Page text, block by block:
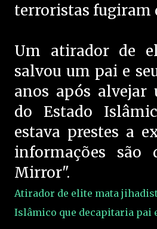
terroristas fugiram
Um atirador de
salvou um pai e
anos após alvejar
do Estado
estava prestes a
informações são
Mirror".
Atirador de elite mata
Islâmico que decapitaria pai